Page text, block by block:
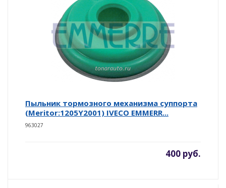
Пыльник тормозного механизма суппорта
(Meritor:1205Y2001) IVECO EMMERR...
963027
400 руб.